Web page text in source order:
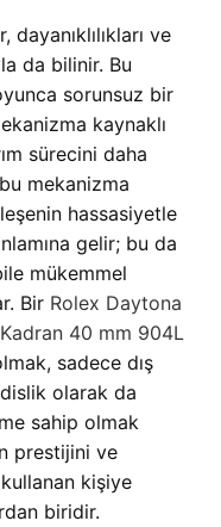
ve
da bilinir. Bu
sorunsuz bir
kaynaklı
sürecini daha
mekanizma
hassasiyetle
gelir; bu da
mükemmel
Bir Rolex Daytona
40 mm 904L
sadece dış
olarak da
sahip olmak
prestijini ve
kişiye
biridir.